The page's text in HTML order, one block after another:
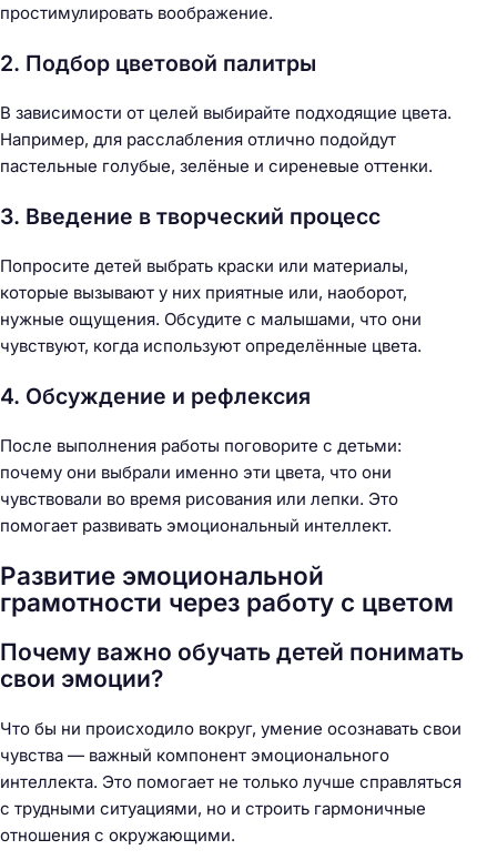
простимулировать воображение.
2. Подбор цветовой палитры
В зависимости от целей выбирайте подходящие цвета.
Например, для расслабления отлично подойдут
пастельные голубые, зелёные и сиреневые оттенки.
3. Введение в творческий процесс
Попросите детей выбрать краски или материалы,
которые вызывают у них приятные или, наоборот,
нужные ощущения. Обсудите с малышами, что они
чувствуют, когда используют определённые цвета.
4. Обсуждение и рефлексия
После выполнения работы поговорите с детьми:
почему они выбрали именно эти цвета, что они
чувствовали во время рисования или лепки. Это
помогает развивать эмоциональный интеллект.
Развитие эмоциональной
грамотности через работу с цветом
Почему важно обучать детей понимать
свои эмоции?
Что бы ни происходило вокруг, умение осознавать свои
чувства — важный компонент эмоционального
интеллекта. Это помогает не только лучше справляться
с трудными ситуациями, но и строить гармоничные
отношения с окружающими.